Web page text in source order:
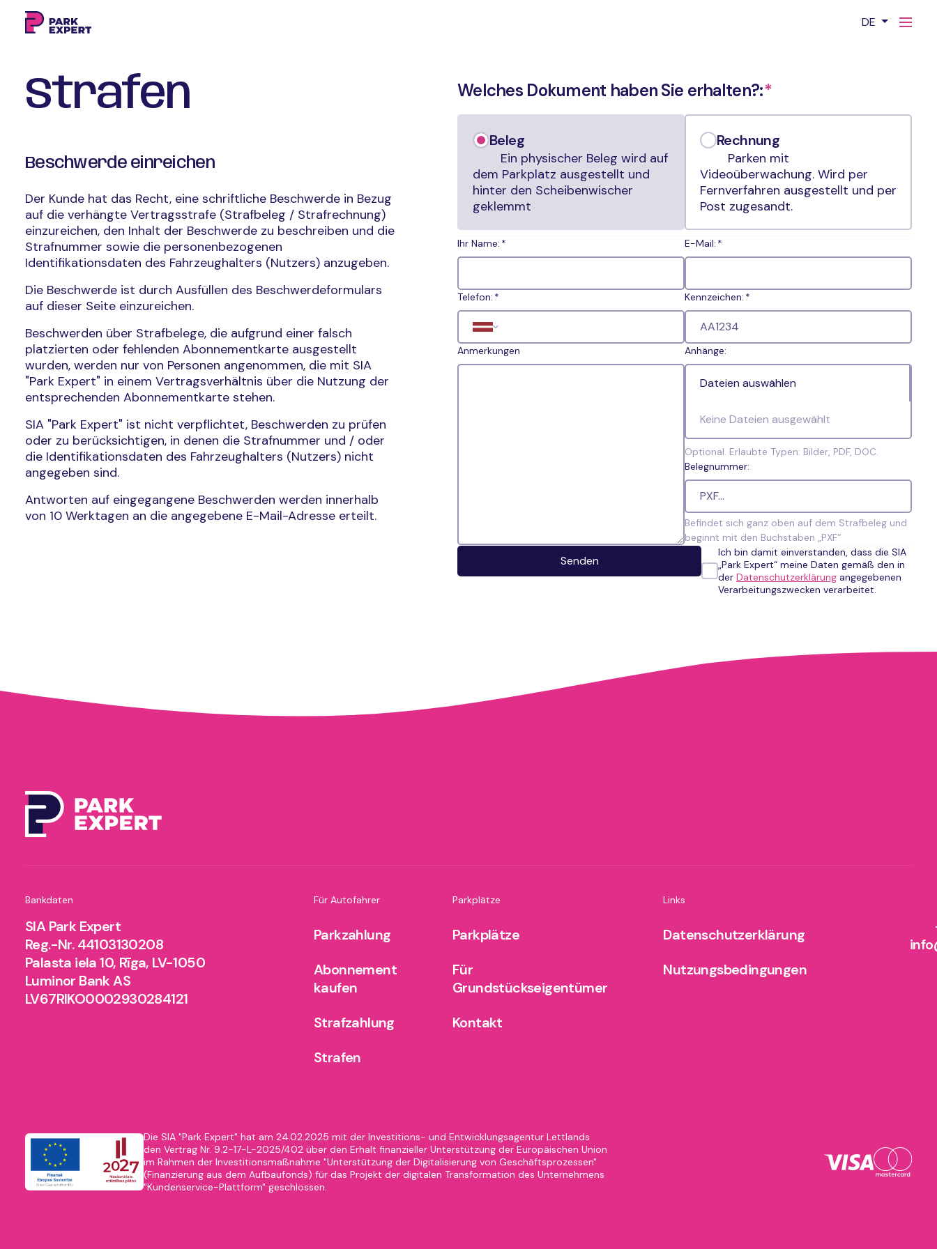
DE
Strafen
Beschwerde einreichen
Der Kunde hat das Recht, eine schriftliche Beschwerde in Bezug
auf die verhängte Vertragsstrafe (Strafbeleg / Strafrechnung)
einzureichen, den Inhalt der Beschwerde zu beschreiben und die
Strafnummer sowie die personenbezogenen
Identifikationsdaten des Fahrzeughalters (Nutzers) anzugeben.
Die Beschwerde ist durch Ausfüllen des Beschwerdeformulars
auf dieser Seite einzureichen.
Beschwerden über Strafbelege, die aufgrund einer falsch
platzierten oder fehlenden Abonnementkarte ausgestellt
wurden, werden nur von Personen angenommen, die mit SIA
"Park Expert" in einem Vertragsverhältnis über die Nutzung der
entsprechenden Abonnementkarte stehen.
SIA "Park Expert" ist nicht verpflichtet, Beschwerden zu prüfen
oder zu berücksichtigen, in denen die Strafnummer und / oder
die Identifikationsdaten des Fahrzeughalters (Nutzers) nicht
angegeben sind.
Antworten auf eingegangene Beschwerden werden innerhalb
von 10 Werktagen an die angegebene E-Mail-Adresse erteilt.
Welches Dokument haben Sie erhalten?:
Beleg
Ein physischer Beleg wird auf
dem Parkplatz ausgestellt und
hinter den Scheibenwischer
geklemmt
Rechnung
Parken mit
Videoüberwachung. Wird per
Fernverfahren ausgestellt und per
Post zugesandt.
Ihr Name: E-Mail:
Telefon: Kennzeichen:
Anmerkungen Anhänge:
Dateien auswählen
Keine Dateien ausgewählt
Optional. Erlaubte Typen: Bilder, PDF, DOC.
Belegnummer:
Befindet sich ganz oben auf dem Strafbeleg und
beginnt mit den Buchstaben „PXF“
Senden
Ich bin damit einverstanden, dass die SIA
„Park Expert“ meine Daten gemäß den in
der Datenschutzerklärung angegebenen
Verarbeitungszwecken verarbeitet.
Bankdaten
SIA Park Expert
Reg.-Nr. 44103130208
Palasta iela 10, Rīga, LV-1050
Luminor Bank AS
LV67RIKO0002930284121
Für Autofahrer
Parkzahlung
Abonnement
kaufen
Strafzahlung
Strafen
Parkplätze
Parkplätze
Für
Grundstückseigentümer
Kontakt
Links
Datenschutzerklärung
Nutzungsbedingungen
Die SIA "Park Expert" hat am 24.02.2025 mit der Investitions- und Entwicklungsagentur Lettlands
den Vertrag Nr. 9.2-17-L-2025/402 über den Erhalt finanzieller Unterstützung der Europäischen Union
im Rahmen der Investitionsmaßnahme "Unterstützung der Digitalisierung von Geschäftsprozessen"
(Finanzierung aus dem Aufbaufonds) für das Projekt der digitalen Transformation des Unternehmens
"Kundenservice-Plattform" geschlossen.